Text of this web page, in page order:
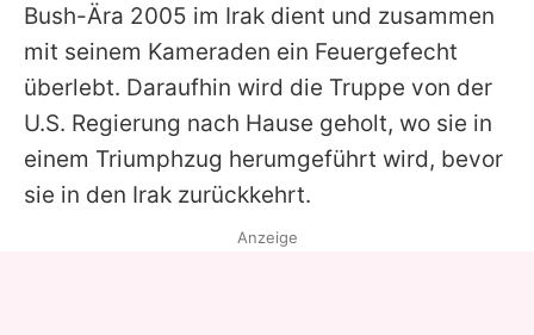
Bush-Ära 2005 im Irak dient und zusammen
mit seinem Kameraden ein Feuergefecht
überlebt. Daraufhin wird die Truppe von der
U.S. Regierung nach Hause geholt, wo sie in
einem Triumphzug herumgeführt wird, bevor
sie in den Irak zurückkehrt.
Anzeige